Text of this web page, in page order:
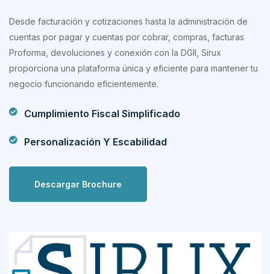
Desde facturación y cotizaciones hasta la administración de
cuentas por pagar y cuentas por cobrar, compras, facturas
Proforma, devoluciones y conexión con la DGII, Sirux
proporciona una plataforma única y eficiente para mantener tu
negocio funcionando eficientemente.
Cumplimiento Fiscal Simplificado
Personalización Y Escabilidad
Descargar Brochure